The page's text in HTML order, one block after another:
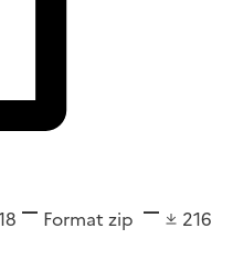
Format zip
216